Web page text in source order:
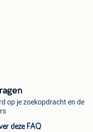
op je zoekopdracht en de
deze FAQ